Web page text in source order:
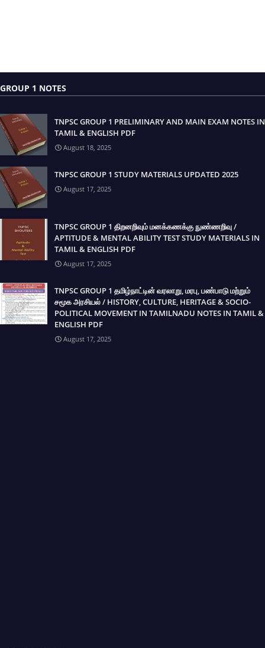
GROUP 1 NOTES
TNPSC GROUP 1 PRELIMINARY AND MAIN EXAM NOTES IN
TAMIL & ENGLISH PDF
August 18, 2025
TNPSC GROUP 1 STUDY MATERIALS UPDATED 2025
August 17, 2025
TNPSC GROUP 1 திறனறிவும் மனக்கணக்கு நுண்ணறிவு /
APTITUDE & MENTAL ABILITY TEST STUDY MATERIALS IN
TAMIL & ENGLISH PDF
August 17, 2025
TNPSC GROUP 1 தமிழ்நாட்டின் வரலாறு, மரபு, பண்பாடு மற்றும்
சமூக அரசியல் / HISTORY, CULTURE, HERITAGE & SOCIO-
POLITICAL MOVEMENT IN TAMILNADU NOTES IN TAMIL &
ENGLISH PDF
August 17, 2025